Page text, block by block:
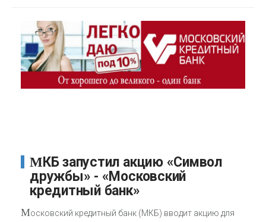
МКБ запустил акцию «Символ
дружбы» - «Московский
кредитный банк»
Московский кредитный банк (МКБ) вводит акцию для